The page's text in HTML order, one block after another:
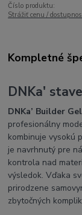
Číslo produktu:
Strážiť cenu /
Kompletné
DNKa'
DNKa’ Builder Gel
profesionálny
kombinuje vysokú
je navrhnutý pre
kontrola nad
výsledok. Vďaka
prirodzene
zbytočných